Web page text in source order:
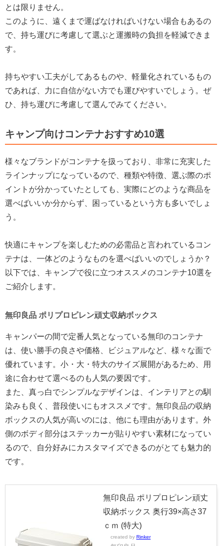
とは限りません。
このように、遠くまで運ばなければいけない場合もあるの
で、持ち運びに考慮して選ぶと運搬時の負担を軽減できま
す。
持ちやすい工夫がしてあるものや、軽量化されているもの
であれば、力に自信がない方でも運びやすいでしょう。ぜ
ひ、持ち運びに考慮して選んでみてください。
キャンプ向けコンテナおすすめ10選
様々なブランドがコンテナを扱っており、非常に充実した
ラインナップになっているので、種類や特徴、選ぶ際のポ
イントが分かっていたとしても、実際にどのような商品を
選べばいいか分からず、困っているという方も多いでしょ
う。
快適にキャンプを楽しむための必需品と言われているコン
テナは、一体どのようなものを選べばいいのでしょうか？
以下では、キャンプで役に立つオススメのコンテナ10選を
ご紹介します。
無印良品 ポリプロピレン頑丈収納ボックス
キャンパーの間で定番人気となっている無印のコンテナ
は、使い勝手の良さや価格、ビジュアルなど、様々な面で
優れています。小・大・特大のサイズ展開があるため、用
途に合わせて選べるのも人気の要因です。
また、真っ白でシンプルなデザインは、インテリアとの馴
染みも良く、普段使いにもオススメです。無印良品の収納
ボックスの人気が高いのには、他にも理由があります。外
側のボディ部分はステッカーが貼りやすい素材になってい
るので、自分好みにカスタマイズできるのがとても魅力的
です。
無印良品 ポリプロピレン頑丈
収納ボックス 奥行39×高さ37
ｃｍ (特大)
created by Rinker